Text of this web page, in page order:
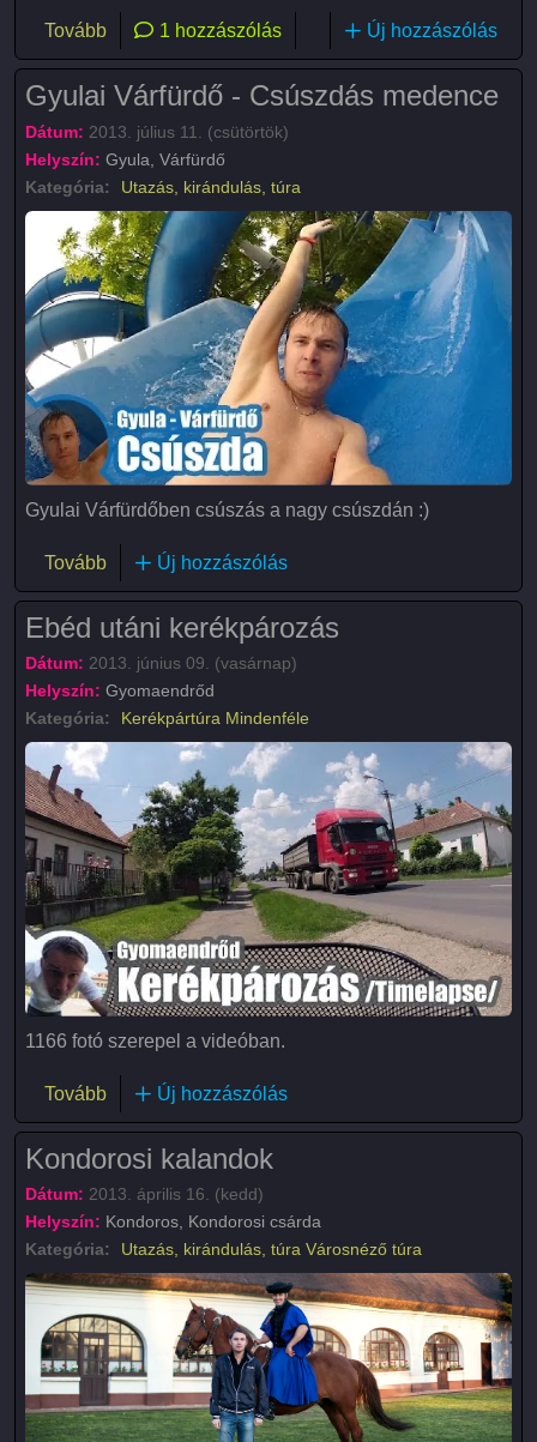
Tovább(Sétarepülés Gyomaendrőd felett)
1 hozzászólás Új hozzászólás
Gyulai Várfürdő - Csúszdás medence
Dátum: 2013. július 11. (csütörtök)
Helyszín: Gyula, Várfürdő
Kategória:
Utazás, kirándulás, túra
Gyulai Várfürdőben csúszás a nagy csúszdán :)
Tovább(Gyulai Várfürdő - Csúszdás medence)
Új hozzászólás
Ebéd utáni kerékpározás
Dátum: 2013. június 09. (vasárnap)
Helyszín: Gyomaendrőd
Kategória:
Kerékpártúra Mindenféle
1166 fotó szerepel a videóban.
Tovább(Ebéd utáni kerékpározás)
Új hozzászólás
Kondorosi kalandok
Dátum: 2013. április 16. (kedd)
Helyszín: Kondoros, Kondorosi csárda
Kategória:
Utazás, kirándulás, túra Városnéző túra